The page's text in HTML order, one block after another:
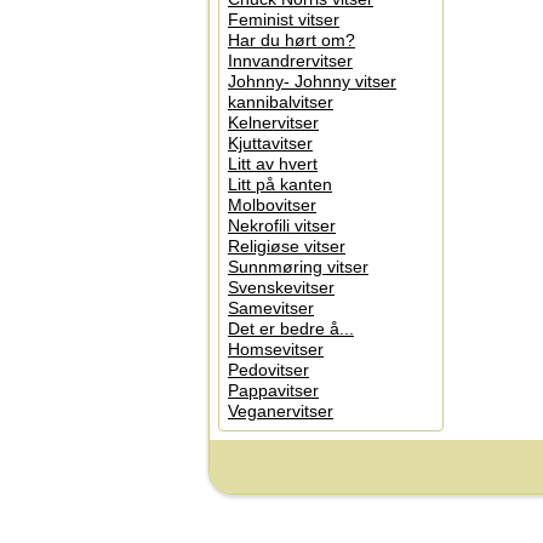
Feminist vitser
Har du hørt om?
Innvandrervitser
Johnny- Johnny vitser
kannibalvitser
Kelnervitser
Kjuttavitser
Litt av hvert
Litt på kanten
Molbovitser
Nekrofili vitser
Religiøse vitser
Sunnmøring vitser
Svenskevitser
Samevitser
Det er bedre å...
Homsevitser
Pedovitser
Pappavitser
Veganervitser